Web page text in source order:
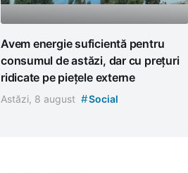
Avem energie suficientă pentru
consumul de astăzi, dar cu prețuri
ridicate pe piețele externe
Astăzi, 8 august #Social